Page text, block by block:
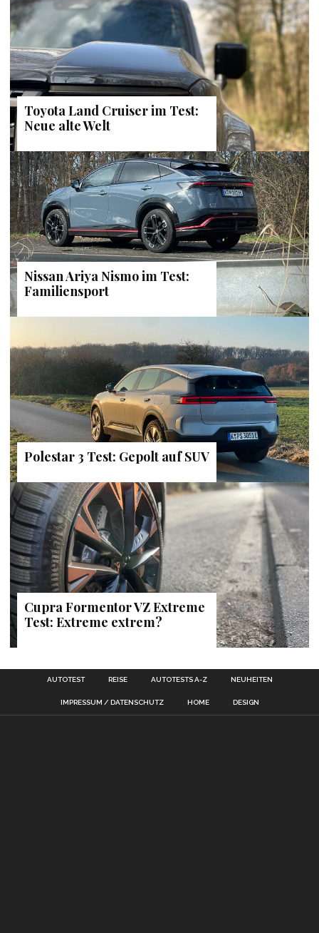
Toyota Land Cruiser im Test:
Neue alte Welt
Nissan Ariya Nismo im Test:
Familiensport
Polestar 3 Test: Gepolt auf SUV
Cupra Formentor VZ Extreme
Test: Extreme extrem?
AUTOTEST REISE AUTOTESTS A-Z NEUHEITEN
IMPRESSUM / DATENSCHUTZ HOME DESIGN